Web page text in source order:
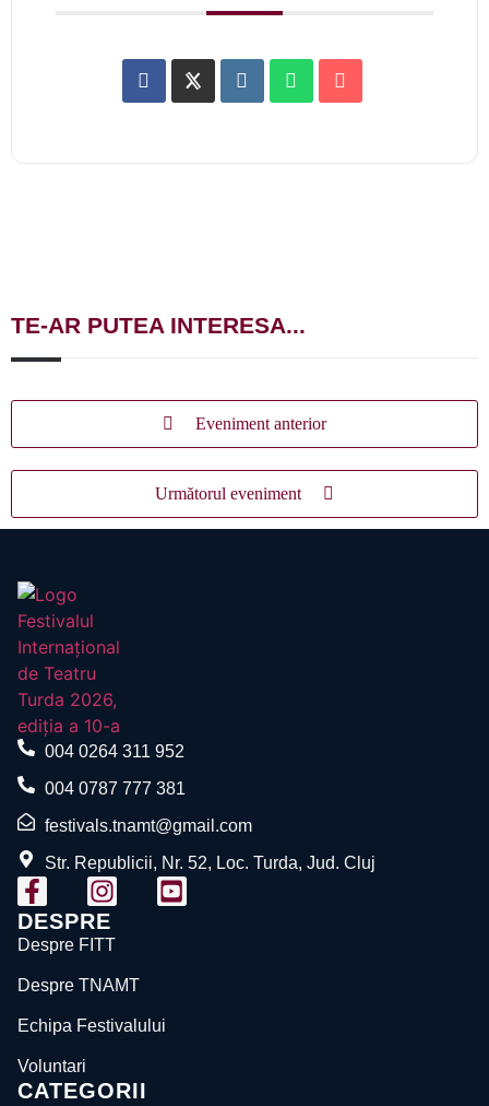
TE-AR PUTEA INTERESA...
Eveniment anterior
Următorul eveniment
004 0264 311 952
004 0787 777 381
festivals.tnamt@gmail.com
Str. Republicii, Nr. 52, Loc. Turda, Jud. Cluj
DESPRE
Despre FITT
Despre TNAMT
Echipa Festivalului
Voluntari
CATEGORII